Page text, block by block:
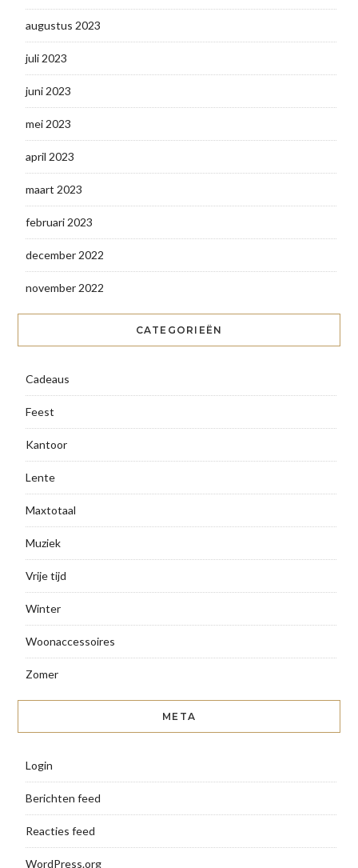
augustus 2023
juli 2023
juni 2023
mei 2023
april 2023
maart 2023
februari 2023
december 2022
november 2022
CATEGORIEËN
Cadeaus
Feest
Kantoor
Lente
Maxtotaal
Muziek
Vrije tijd
Winter
Woonaccessoires
Zomer
META
Login
Berichten feed
Reacties feed
WordPress.org